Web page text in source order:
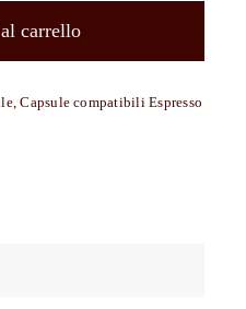
Caffè
con
carrello
,Capsule compatibili Espresso